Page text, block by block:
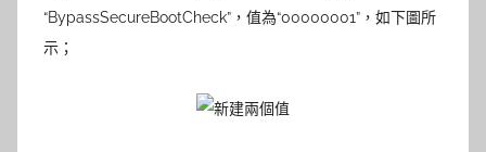
“BypassSecureBootCheck”，值為“00000001”，如下圖所
示；